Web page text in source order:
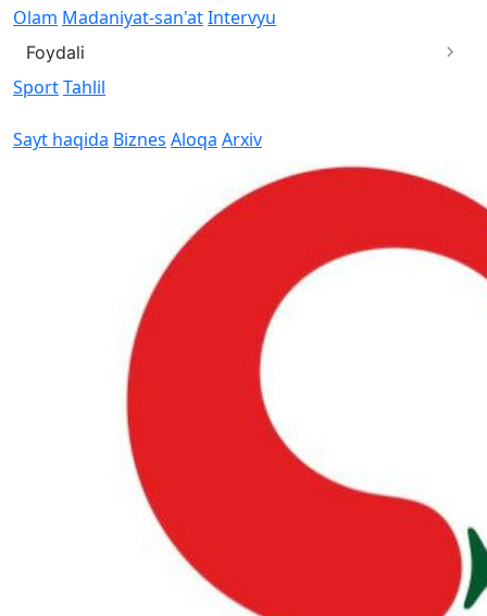
Olam Madaniyat-san'atIntervyu
Foydali
SportTahlil
Sayt haqida Biznes Aloqa Arxiv